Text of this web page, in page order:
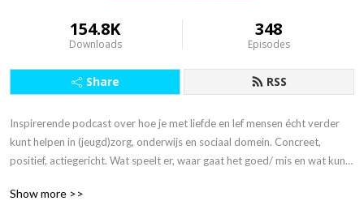
154.8K
Downloads
348
Episodes
Share RSS
Inspirerende podcast over hoe je met liefde en lef mensen écht verder
kunt helpen in (jeugd)zorg, onderwijs en sociaal domein. Concreet,
positief, actiegericht. Wat speelt er, waar gaat het goed/ mis en wat kun
Show more >>